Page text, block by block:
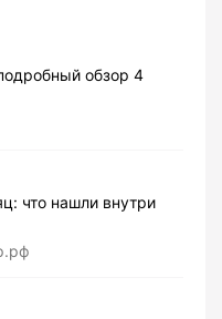
обзор 4
что нашли внутри